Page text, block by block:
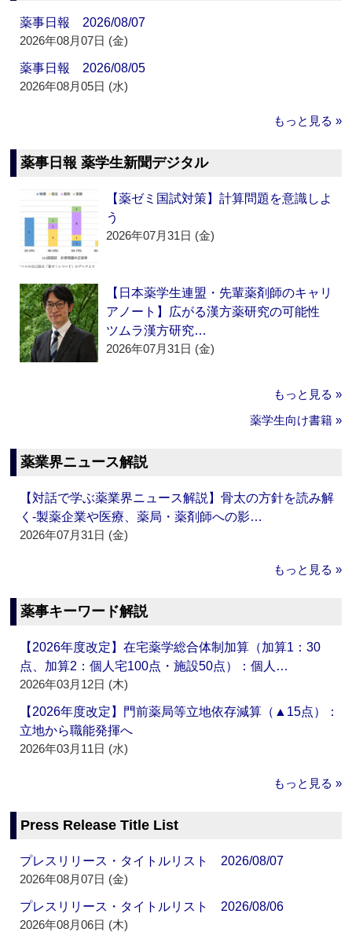
薬事日報 2026/08/07
2026年08月07日 (金)
薬事日報 2026/08/05
2026年08月05日 (水)
もっと見る »
薬事日報 薬学生新聞デジタル
【薬ゼミ国試対策】計算問題を意識しよ
う
2026年07月31日 (金)
【日本薬学生連盟・先輩薬剤師のキャリ
アノート】広がる漢方薬研究の可能性
ツムラ漢方研究…
2026年07月31日 (金)
もっと見る »
薬学生向け書籍 »
薬業界ニュース解説
【対話で学ぶ薬業界ニュース解説】骨太の方針を読み解
く‐製薬企業や医療、薬局・薬剤師への影…
2026年07月31日 (金)
もっと見る »
薬事キーワード解説
【2026年度改定】在宅薬学総合体制加算（加算1：30
点、加算2：個人宅100点・施設50点）：個人…
2026年03月12日 (木)
【2026年度改定】門前薬局等立地依存減算（▲15点）：
立地から職能発揮へ
2026年03月11日 (水)
もっと見る »
Press Release Title List
プレスリリース・タイトルリスト 2026/08/07
2026年08月07日 (金)
プレスリリース・タイトルリスト 2026/08/06
2026年08月06日 (木)